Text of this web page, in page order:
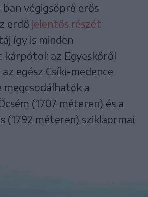
ban végigsöprő erős
erdő jelentős részét
így is minden
az Egyeskőről
egész Csíki-medence
megcsodálhatók a
(1707 méteren) és a
(1792 méteren) sziklaormai